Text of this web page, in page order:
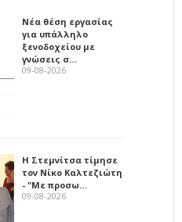
Νέα θέση εργασίας
για υπάλληλο
ξενοδοχείου με
γνώσεις σ…
09-08-2026
Η Στεμνίτσα τίμησε
τον Νίκο Καλτεζιώτη
- "Με προσω…
09-08-2026